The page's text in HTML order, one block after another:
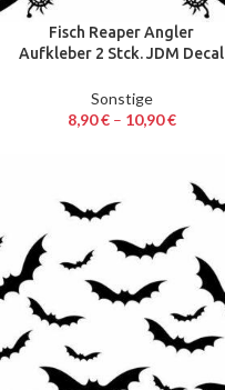
Fisch Reaper Angler
Aufkleber 2 Stck. JDM Decal
Sonstige
8,90€– 10,90€